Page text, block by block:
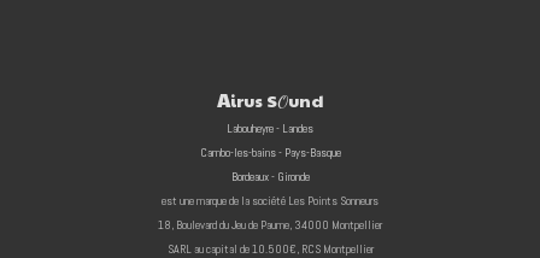
Airus SOund
Labouheyre - Landes
Cambo-les-bains - Pays-Basque
Bordeaux - Gironde
est une marque de la société Les Points Sonneurs
18, Boulevard du Jeu de Paume, 34000 Montpellier
SARL au capital de 10.500€, RCS Montpellier